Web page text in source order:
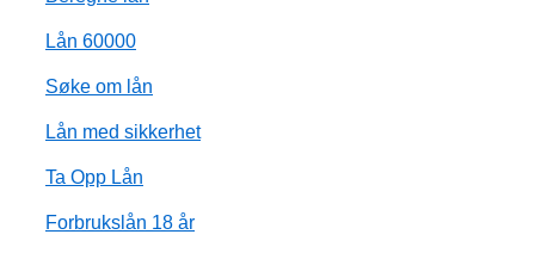
Lån 60000
Søke om lån
Lån med sikkerhet
Ta Opp Lån
Forbrukslån 18 år